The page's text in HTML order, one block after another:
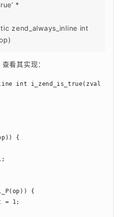
*
zend_always_inline int
看其实现：
int i_zend_is_true(zval *op)
{
{
= 1;